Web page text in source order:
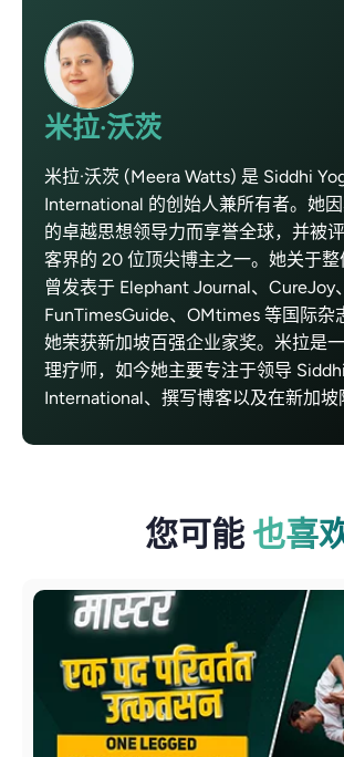
米拉·沃茨
米拉·沃茨 (Meera Watts) 是 Siddhi
International 的创始人兼所有者。她
的卓越思想领导力而享誉全球，并被
客界的 20 位顶尖博主之一。她关于
曾发表于 Elephant Journal、CureJoy、
FunTimesGuide、OMtimes 等国际杂
她荣获新加坡百强企业家奖。米拉是
理疗师，如今她主要专注于领导
International、撰写博客以及在新加坡
您可能 也喜